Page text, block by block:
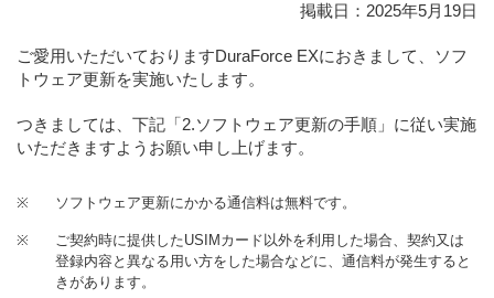
掲載日：2025年5月19日
ご愛用いただいておりますDuraForce EXにおきまして、ソフ
トウェア更新を実施いたします。
つきましては、下記 「2.ソフトウェア更新の手順」 に従い実施
いただきますようお願い申し上げます。
※ ソフトウェア更新にかかる通信料は無料です。
※
ご契約時に提供したUSIMカード以外を利用した場合、契約又は
登録内容と異なる用い方をした場合などに、通信料が発生すると
きがあります。